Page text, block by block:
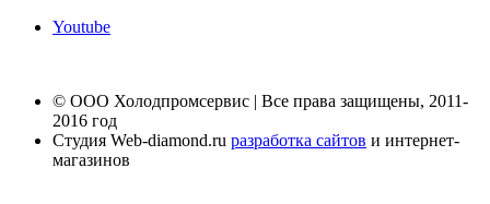
Youtube
© ООО Холодпромсервис | Все права защищены, 2011-
2016 год
Студия Web-diamond.ru разработка сайтов и интернет-
магазинов